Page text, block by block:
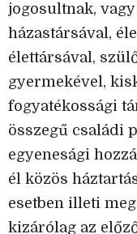
jogosultnak,
házastársával,
élettársával,
gyermekével,
fogyatékossági
összegű családi
egyenesági
él közös
esetben illeti
kizárólag az